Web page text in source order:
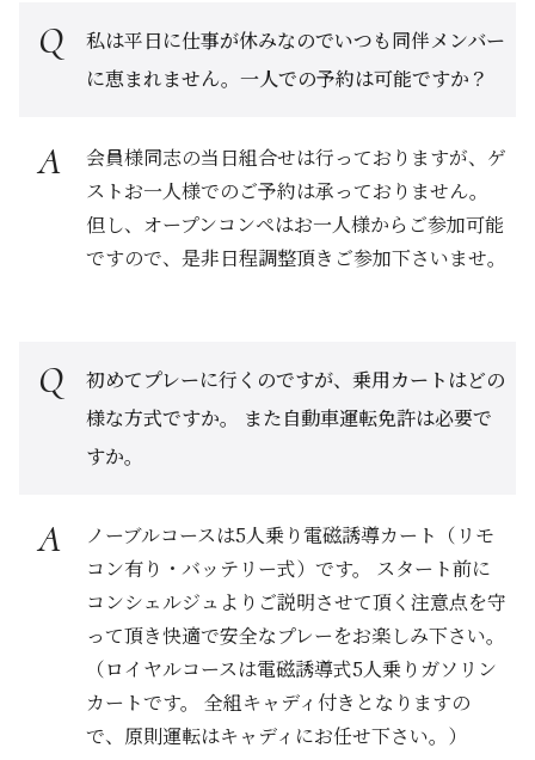
私は平日に仕事が休みなのでいつも同伴メンバー
に恵まれません。一人での予約は可能ですか？
会員様同志の当日組合せは行っておりますが、ゲ
ストお一人様でのご予約は承っておりません。
但し、オープンコンペはお一人様からご参加可能
ですので、是非日程調整頂きご参加下さいませ。
初めてプレーに行くのですが、乗用カートはどの
様な方式ですか。 また自動車運転免許は必要で
すか。
ノーブルコースは5人乗り電磁誘導カート（リモ
コン有り・バッテリー式）です。 スタート前に
コンシェルジュよりご説明させて頂く注意点を守
って頂き快適で安全なプレーをお楽しみ下さい。
（ロイヤルコースは電磁誘導式5人乗りガソリン
カートです。 全組キャディ付きとなりますの
で、原則運転はキャディにお任せ下さい。）